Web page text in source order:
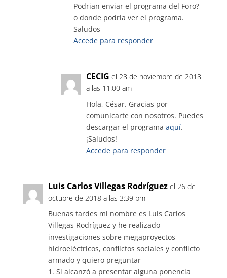
Podrian enviar el programa del Foro?
o donde podria ver el programa.
Saludos
Accede para responder
CECIG el 28 de noviembre de 2018
a las 11:00 am
Hola, César. Gracias por
comunicarte con nosotros. Puedes
descargar el programa aquí.
¡Saludos!
Accede para responder
Luis Carlos Villegas Rodríguez el 26 de
octubre de 2018 a las 3:39 pm
Buenas tardes mi nombre es Luis Carlos
Villegas Rodríguez y he realizado
investigaciones sobre megaproyectos
hidroeléctricos, conflictos sociales y conflicto
armado y quiero preguntar
1. Si alcanzó a presentar alguna ponencia